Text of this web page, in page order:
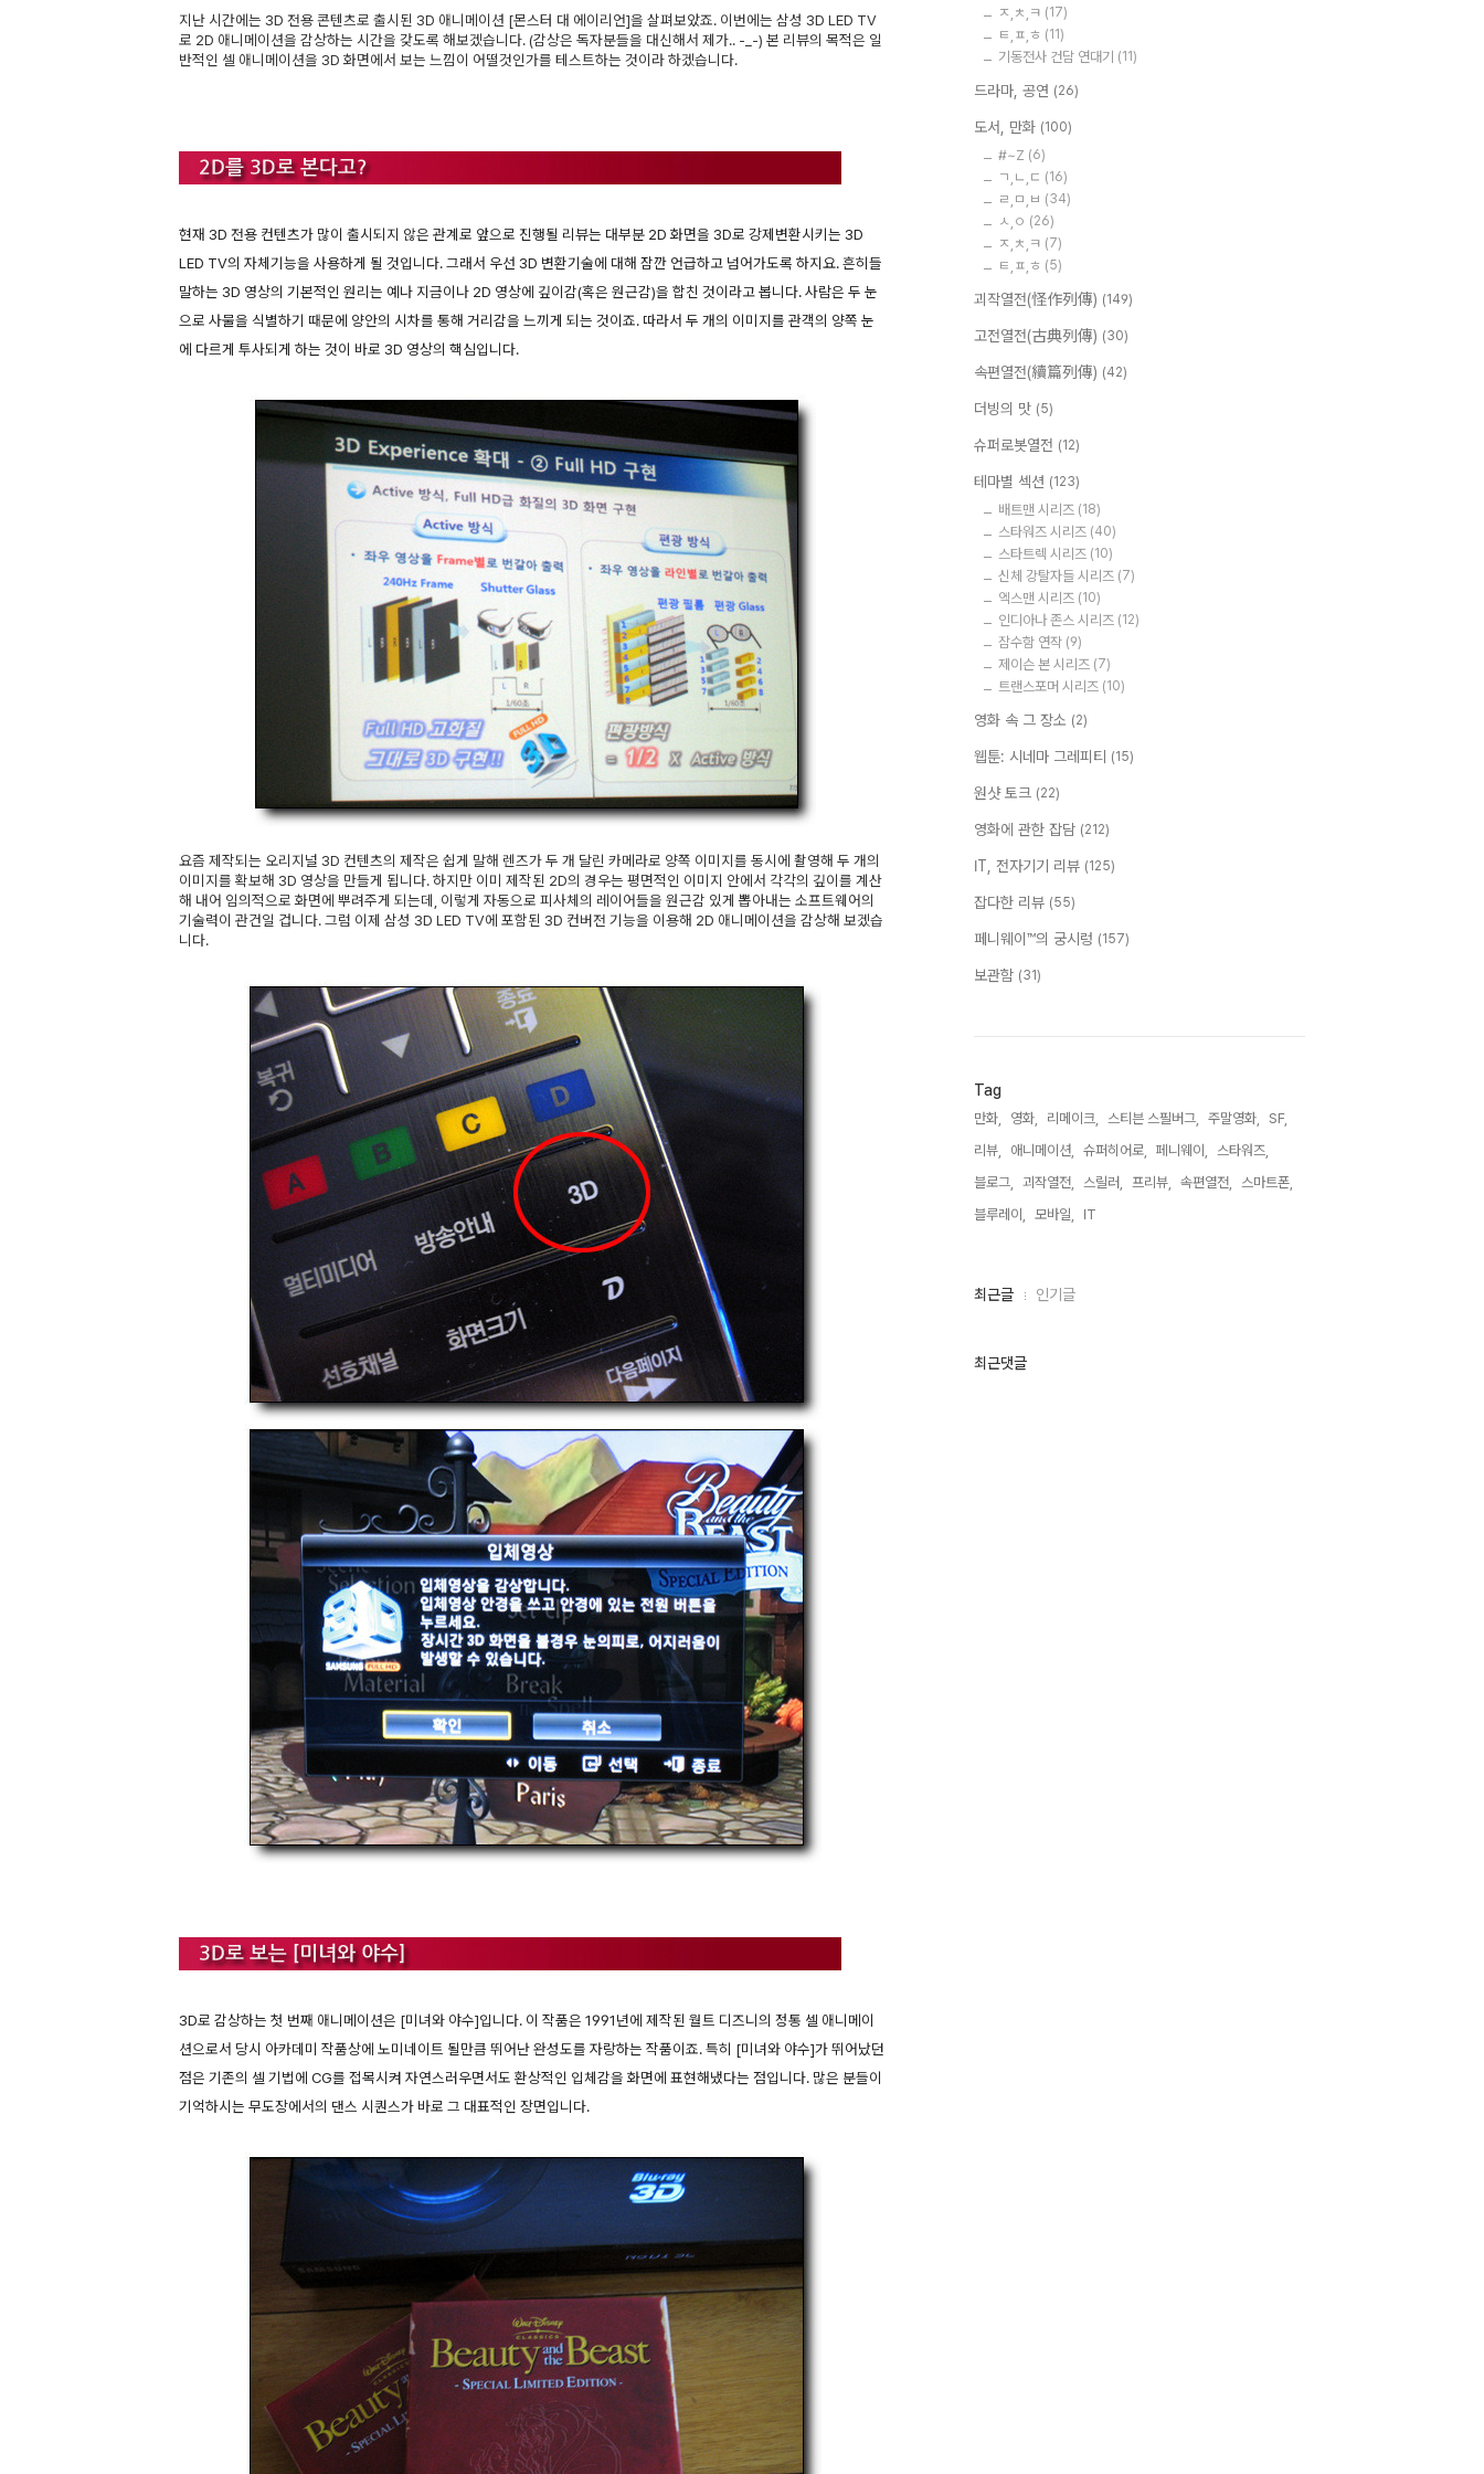
지난 시간에는 3D 전용 콘텐츠로 출시된 3D 애니메이션 [몬스터 대 에이리언]을 살펴보았죠. 이번에는 삼성 3D LED TV
로 2D 애니메이션을 감상하는 시간을 갖도록 해보겠습니다. (감상은 독자분들을 대신해서 제가.. -_-) 본 리뷰의 목적은 일
반적인 셀 애니메이션을 3D 화면에서 보는 느낌이 어떨것인가를 테스트하는 것이라 하겠습니다.
현재 3D 전용 컨텐츠가 많이 출시되지 않은 관계로 앞으로 진행될 리뷰는 대부분 2D 화면을 3D로 강제변환시키는 3D
LED TV의 자체기능을 사용하게 될 것입니다. 그래서 우선 3D 변환기술에 대해 잠깐 언급하고 넘어가도록 하지요. 흔히들
말하는 3D 영상의 기본적인 원리는 예나 지금이나 2D 영상에 깊이감(혹은 원근감)을 합친 것이라고 봅니다. 사람은 두 눈
으로 사물을 식별하기 때문에 양안의 시차를 통해 거리감을 느끼게 되는 것이죠. 따라서 두 개의 이미지를 관객의 양쪽 눈
에 다르게 투사되게 하는 것이 바로 3D 영상의 핵심입니다.
요즘 제작되는 오리지널 3D 컨텐츠의 제작은 쉽게 말해 렌즈가 두 개 달린 카메라로 양쪽 이미지를 동시에 촬영해 두 개의
이미지를 확보해 3D 영상을 만들게 됩니다. 하지만 이미 제작된 2D의 경우는 평면적인 이미지 안에서 각각의 깊이를 계산
해 내어 임의적으로 화면에 뿌려주게 되는데, 이렇게 자동으로 피사체의 레이어들을 원근감 있게 뽑아내는 소프트웨어의
기술력이 관건일 겁니다. 그럼 이제 삼성 3D LED TV에 포함된 3D 컨버전 기능을 이용해 2D 애니메이션을 감상해 보겠습
니다.
3D로 감상하는 첫 번째 애니메이션은 [미녀와 야수]입니다. 이 작품은 1991년에 제작된 월트 디즈니의 정통 셀 애니메이
션으로서 당시 아카데미 작품상에 노미네이트 될만큼 뛰어난 완성도를 자랑하는 작품이죠. 특히 [미녀와 야수]가 뛰어났던
점은 기존의 셀 기법에 CG를 접목시켜 자연스러우면서도 환상적인 입체감을 화면에 표현해냈다는 점입니다. 많은 분들이
기억하시는 무도장에서의 댄스 시퀀스가 바로 그 대표적인 장면입니다.
ㅈ,ㅊ,ㅋ (17)
ㅌ,ㅍ,ㅎ (11)
기동전사 건담 연대기 (11)
드라마, 공연 (26)
도서, 만화 (100)
#~Z (6)
ㄱ,ㄴ,ㄷ (16)
ㄹ,ㅁ,ㅂ (34)
ㅅ,ㅇ (26)
ㅈ,ㅊ,ㅋ (7)
ㅌ,ㅍ,ㅎ (5)
괴작열전(怪作列傳) (149)
고전열전(古典列傳) (30)
속편열전(續篇列傳) (42)
더빙의 맛 (5)
슈퍼로봇열전 (12)
테마별 섹션 (123)
배트맨 시리즈 (18)
스타워즈 시리즈 (40)
스타트렉 시리즈 (10)
신체 강탈자들 시리즈 (7)
엑스맨 시리즈 (10)
인디아나 존스 시리즈 (12)
잠수함 연작 (9)
제이슨 본 시리즈 (7)
트랜스포머 시리즈 (10)
영화 속 그 장소 (2)
웹툰: 시네마 그레피티 (15)
원샷 토크 (22)
영화에 관한 잡담 (212)
IT, 전자기기 리뷰 (125)
잡다한 리뷰 (55)
페니웨이™의 궁시렁 (157)
보관함 (31)
Tag
만화, 영화, 리메이크, 스티븐 스필버그, 주말영화,
SF,
리뷰,
애니메이션, 슈퍼히어로, 페니웨이,
스타워즈,
블로그,
괴작열전, 스릴러, 프리뷰, 속편열전,
스마트폰,
블루레이,
모바일, IT,
최
인
최근글 인기글
최근댓글